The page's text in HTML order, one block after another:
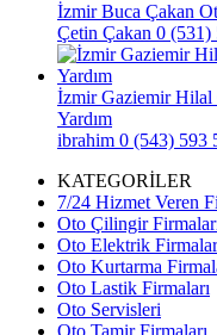
İzmir Buca Çakan
Çetin Çakan 0 (531)
İzmir Gaziemir Hilal
Yardım
ibrahim 0 (543) 593
KATEGORİLER
7/24 Hizmet Veren
Oto Çilingir
Oto Elektrik
Oto Kurtarma
Oto Lastik Firmaları
Oto Servisleri